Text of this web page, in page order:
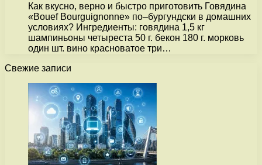
Как вкусно, верно и быстро приготовить Говядина
«Bouef Bourguignonne» по–бургундски в домашних
условиях? Ингредиенты: говядина 1,5 кг
шампиньоны четыреста 50 г. бекон 180 г. морковь
один шт. вино красноватое три…
Свежие записи